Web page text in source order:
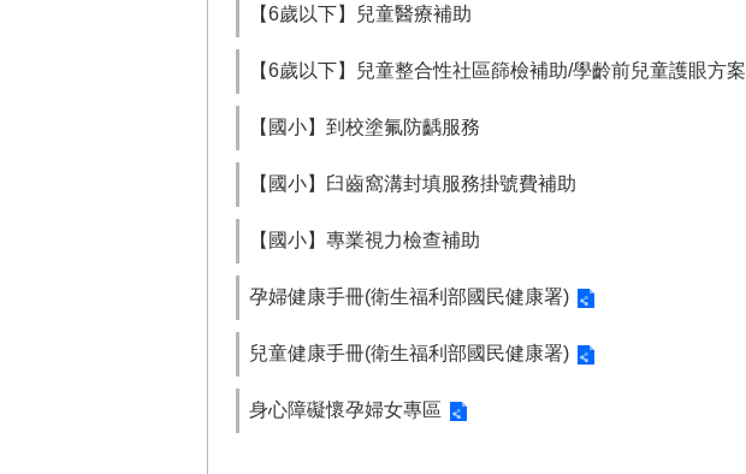
【6歲以下】兒童醫療補助
【6歲以下】兒童整合性社區篩檢補助/學齡前兒童護眼方案
【國小】到校塗氟防齲服務
【國小】臼齒窩溝封填服務掛號費補助
【國小】專業視力檢查補助
孕婦健康手冊(衛生福利部國民健康署)
兒童健康手冊(衛生福利部國民健康署)
身心障礙懷孕婦女專區